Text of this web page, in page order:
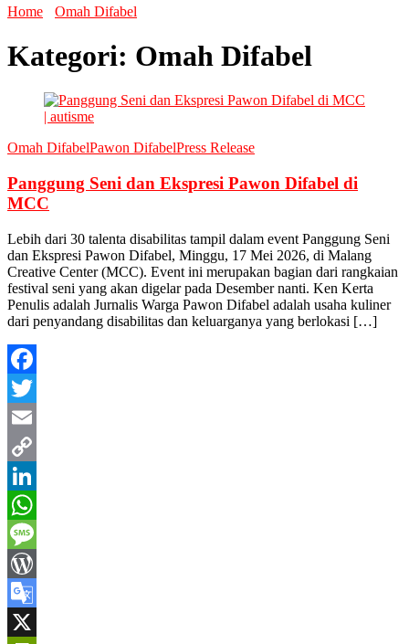
Home Omah Difabel
Kategori: Omah Difabel
Omah DifabelPawon DifabelPress Release
Panggung Seni dan Ekspresi Pawon Difabel di
MCC
Lebih dari 30 talenta disabilitas tampil dalam event Panggung Seni
dan Ekspresi Pawon Difabel, Minggu, 17 Mei 2026, di Malang
Creative Center (MCC). Event ini merupakan bagian dari rangkaian
festival seni yang akan digelar pada Desember nanti. Ken Kerta
Penulis adalah Jurnalis Warga Pawon Difabel adalah usaha kuliner
dari penyandang disabilitas dan keluarganya yang berlokasi […]
Facebook
Twitter
Email
Copy
Link
LinkedIn
WhatsApp
Message
WordPress
Google